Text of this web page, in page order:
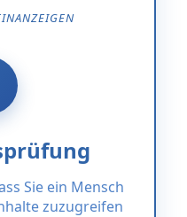
Sie ein Mensch
zuzugreifen